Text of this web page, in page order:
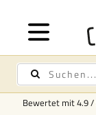
Bewertet mit4.9/